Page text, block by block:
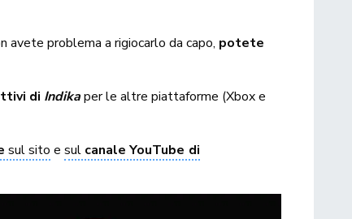
problema a rigiocarlo da capo, potete
di Indikaper le altre piattaforme (Xbox e
sul sito esul canale YouTube di